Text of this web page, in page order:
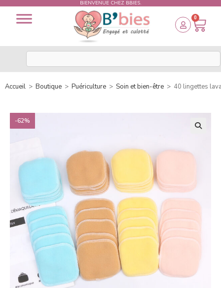
BIENVENUE CHEZ BBIES.
0
Accueil > Boutique > Puériculture > Soin et bien-être > 40 lingettes
-62%